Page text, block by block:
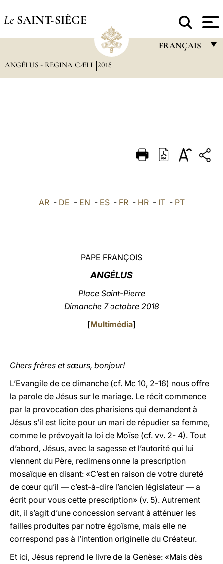
Le SAINT-SIÈGE
FRANÇAIS
DEUTSCH
العربيّة
ANGÉLUS - REGINA CÆLI 2018
AR- DE - EN - ES- FR- HR- IT- PT
PAPE FRANÇOIS
ANGÉLUS
Place Saint-Pierre
Dimanche 7 octobre 2018
[Multimédia]
Chers frères et sœurs, bonjour!
L’Evangile de ce dimanche (cf. Mc 10, 2-16) nous offre
la parole de Jésus sur le mariage. Le récit commence
par la provocation des pharisiens qui demandent à
Jésus s’il est licite pour un mari de répudier sa femme,
comme le prévoyait la loi de Moïse (cf. vv. 2- 4). Tout
d’abord, Jésus, avec la sagesse et l’autorité qui lui
viennent du Père, redimensionne la prescription
mosaïque en disant: «C’est en raison de votre dureté
de cœur qu’il — c’est-à-dire l’ancien législateur — a
écrit pour vous cette prescription» (v. 5). Autrement
dit, il s’agit d’une concession servant à atténuer les
failles produites par notre égoïsme, mais elle ne
correspond pas à l’intention originelle du Créateur.
Et ici, Jésus reprend le livre de la Genèse: «Mais dès